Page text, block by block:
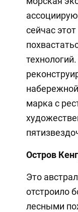
сейчас
марка с
Остров
Это
отстроило
лесными